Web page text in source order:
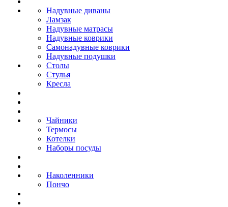
Надувные диваны
Ламзак
Надувные матрасы
Надувные коврики
Самонадувные коврики
Надувные подушки
Столы
Стулья
Кресла
Чайники
Термосы
Котелки
Наборы посуды
Наколенники
Пончо